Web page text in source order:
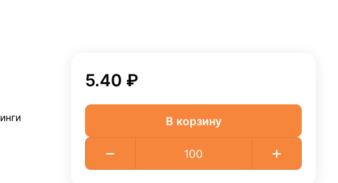
5.40 ₽
В корзину